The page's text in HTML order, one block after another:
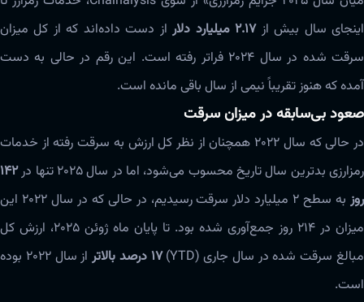
اینجای سال بیش از۲.۱۷ میلیارد دلار
از دست داده‌اند که از کل میزان
سرقت شده در سال ۲۰۲۴ فراتر رفته است. این رقم در حالی به دست
آمده که هنوز تقریباً نیمی از سال باقی مانده است.
صعود بی‌سابقه در میزان سرقت
در حالی که سال ۲۰۲۲ همچنان از نظر کل ارزش به سرقت رفته از خدمات
رمزارزی بدترین سال تاریخ محسوب می‌شود، اما در سال ۲۰۲۵ تنها در
۱۴۲
روز
به سطح ۲ میلیارد دلار سرقت رسیدیم، در حالی که در سال ۲۰۲۲ این
میزان در ۲۱۴ روز جمع‌آوری شده بود. تا پایان ماه ژوئن ۲۰۲۵، ارزش کل
مبالغ سرقت شده در سال جاری (YTD)
۱۷ درصد بالاتر
از سال ۲۰۲۲ بوده
است.